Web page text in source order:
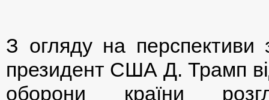
З огляду на перспективи
президент США Д. Трамп
оборони країни